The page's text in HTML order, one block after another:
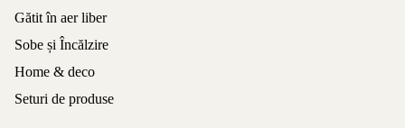
Gătit în aer liber
Sobe și Încălzire
Home & deco
Seturi de produse